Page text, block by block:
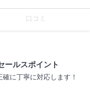
口コミ
ールスポイント
に丁寧に対応します！